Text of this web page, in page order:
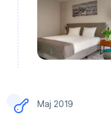
Maj 2019